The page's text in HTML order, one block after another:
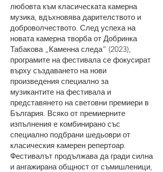
любовта към класическата камерна
музика, вдъхновява дарителството и
доброволчеството. След успеха на
новата камерна творба от Добринка
Табакова „Каменна следа“ (2023),
програмите на фестивала се фокусират
върху създаването на нови
произведения специално за
музикантите на фестивала и
представянето на световни премиери в
България. Всяко от премиерните
изпълнения е комбинирано със
специално подбрани шедьоври от
класическия камерен репертоар.
Фестивалът продължава да гради силна
и ангажирана общност от съмишленици,